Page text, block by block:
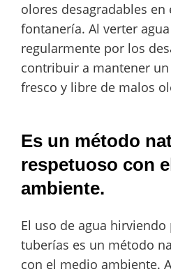
olores desagradables en
fontanería. Al verter
regularmente por los
contribuir a mantener
fresco y libre de malos
Es un método
respetuoso con
ambiente.
El uso de agua
tuberías es un método
con el medio ambiente.